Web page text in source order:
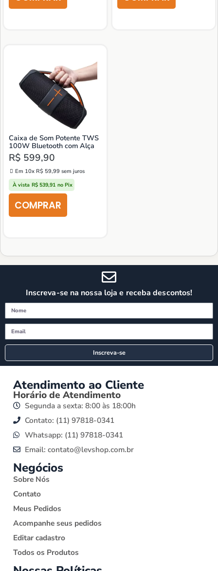
Caixa de Som Potente TWS
100W Bluetooth com Alça
R$ 599,90
Em 10x R$ 59,99 sem juros
À vista R$ 539,91 no Pix
Inscreva-se na nossa loja e receba descontos!
Inscreva-se
Atendimento ao Cliente
Horário de Atendimento
Segunda a sexta: 8:00 às 18:00h
Contato: (11) 97818-0341
Whatsapp: (11) 97818-0341
Email: contato@levshop.com.br
Negócios
Sobre Nós
Contato
Meus Pedidos
Acompanhe seus pedidos
Editar cadastro
Todos os Produtos